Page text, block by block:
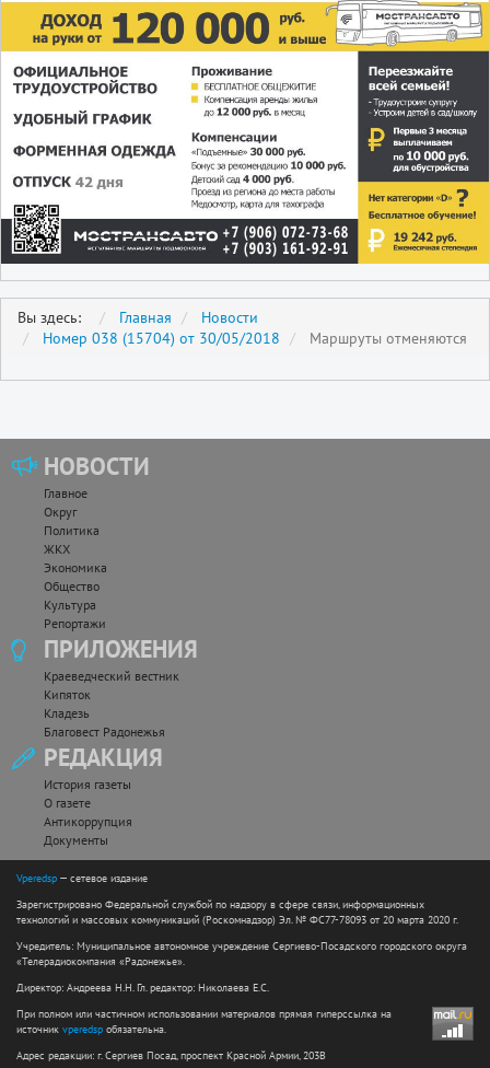
Вы здесь: Главная
Новости
Номер 038 (15704) от 30/05/2018
Маршруты отменяются
НОВОСТИ
Главное
Округ
Политика
ЖКХ
Экономика
Общество
Культура
Репортажи
ПРИЛОЖЕНИЯ
Краеведческий вестник
Кипяток
Кладезь
Благовест Радонежья
РЕДАКЦИЯ
История газеты
О газете
Антикоррупция
Документы
Vperedsp — сетевое издание
Зарегистрировано Федеральной службой по надзору в сфере связи, информационных
технологий и массовых коммуникаций (Роскомнадзор) Эл. № ФС77-78093 от 20 марта 2020 г.
Учредитель: Муниципальное автономное учреждение Сергиево-Посадского городского округа
«Телерадиокомпания «Радонежье».
Директор: Андреева Н.Н. Гл. редактор: Николаева Е.С.
При полном или частичном использовании материалов прямая гиперссылка на
источник vperedsp обязательна.
Адрес редакции: г. Сергиев Посад, проспект Красной Армии, 203В